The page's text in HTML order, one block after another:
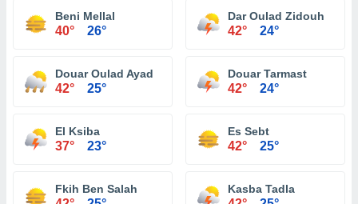
Beni Mellal
40° 26°
Dar Oulad Zidouh
42° 24°
Douar Oulad Ayad
42° 25°
Douar Tarmast
42° 24°
El Ksiba
37° 23°
Es Sebt
42° 25°
Fkih Ben Salah Kasba Tadla